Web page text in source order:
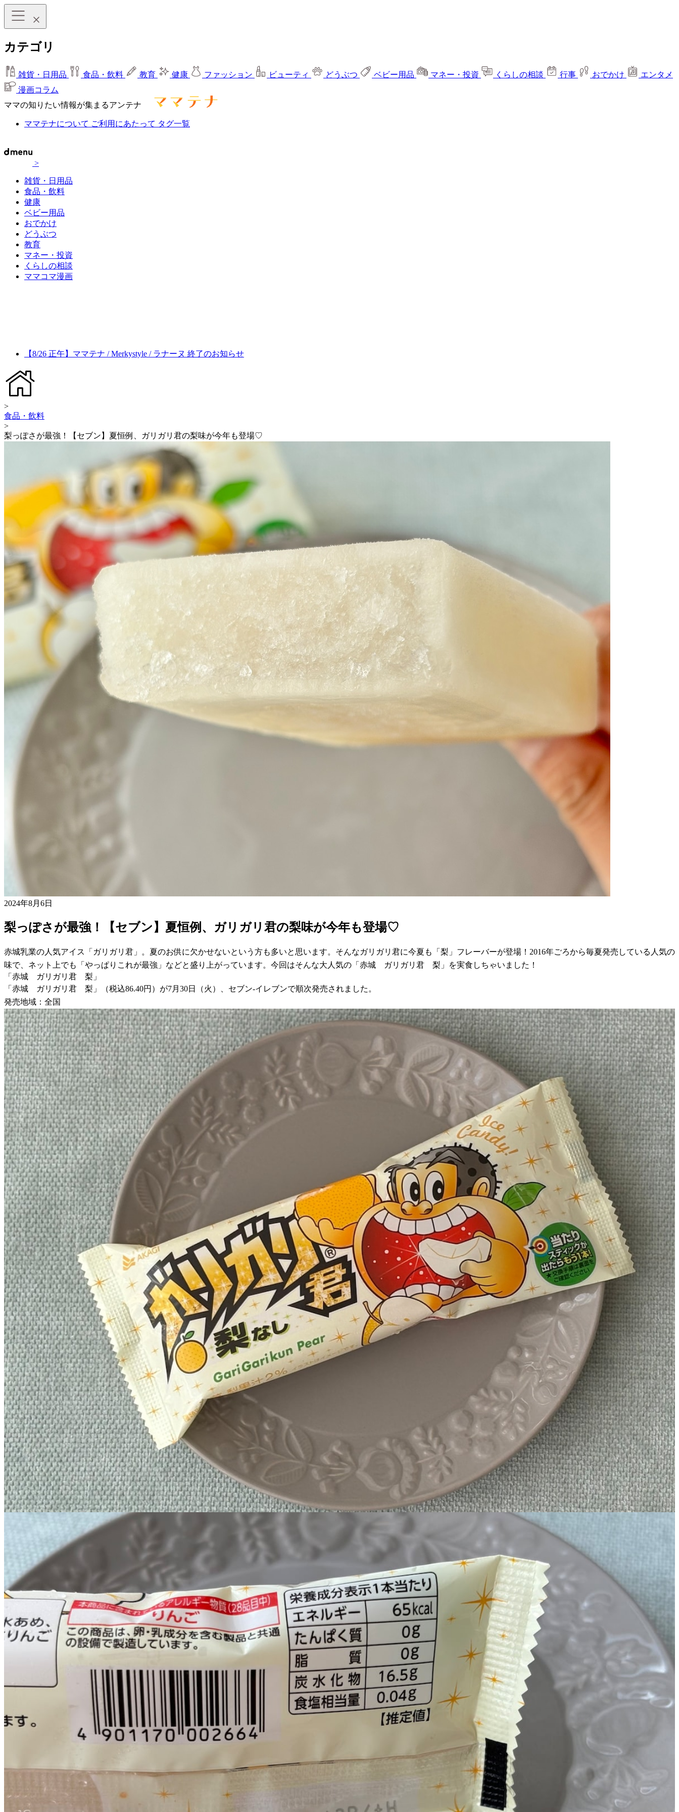
カテゴリ
雑貨・日用品 食品・飲料 教育 健康 ファッション ビューティ どうぶつ ベビー用品 マネー・投資 くらしの相談 行事 おでかけ
エンタメ
漫画コラム
ママの知りたい情報が集まるアンテナ
ママテナについて ご利用にあたって タグ一覧
>
雑貨・日用品
食品・飲料
健康
ベビー用品
おでかけ
どうぶつ
教育
マネー・投資
くらしの相談
ママコマ漫画
【8/26 正午】ママテナ / Merkystyle / ラナーヌ 終了のお知らせ
>
食品・飲料
>
梨っぽさが最強！【セブン】夏恒例、ガリガリ君の梨味が今年も登場♡
2024年8月6日
梨っぽさが最強！【セブン】夏恒例、ガリガリ君の梨味が今年も登場♡
赤城乳業の人気アイス「ガリガリ君」。夏のお供に欠かせないという方も多いと思います。そんなガリガリ君に今夏も「梨」フレーバーが登場！2016年ごろから毎夏発売している人気の
味で、ネット上でも「やっぱりこれが最強」などと盛り上がっています。今回はそんな大人気の「赤城 ガリガリ君 梨」を実食しちゃいました！
「赤城 ガリガリ君 梨」
「赤城 ガリガリ君 梨」（税込86.40円）が7月30日（火）、セブン-イレブンで順次発売されました。
発売地域：全国